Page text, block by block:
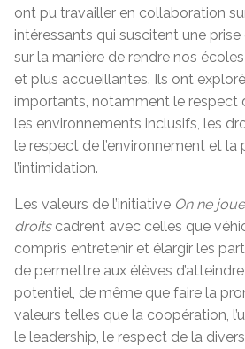
ont pu travailler en collaboration
intéressants qui suscitent une
sur la manière de rendre nos
et plus accueillantes. Ils ont
importants, notamment le respect
les environnements inclusifs, les
le respect de l’environnement et la
l’intimidation.
Les valeurs de l’initiative On ne
droitscadrent avec celles que
compris entretenir et élargir les
de permettre aux élèves
potentiel, de même que faire la
valeurs telles que la coopération,
le leadership, le respect de la